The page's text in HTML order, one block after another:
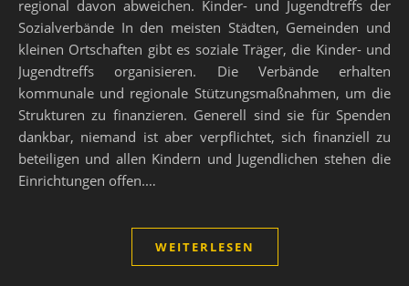
regional davon abweichen. Kinder- und Jugendtreffs der
Sozialverbände In den meisten Städten, Gemeinden und
kleinen Ortschaften gibt es soziale Träger, die Kinder- und
Jugendtreffs organisieren. Die Verbände erhalten
kommunale und regionale Stützungsmaßnahmen, um die
Strukturen zu finanzieren. Generell sind sie für Spenden
dankbar, niemand ist aber verpflichtet, sich finanziell zu
beteiligen und allen Kindern und Jugendlichen stehen die
Einrichtungen offen.…
WEITERLESEN